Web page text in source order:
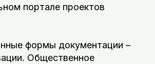
портале проектов
формы документации –
Общественное